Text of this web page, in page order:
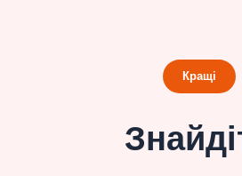
Кращі